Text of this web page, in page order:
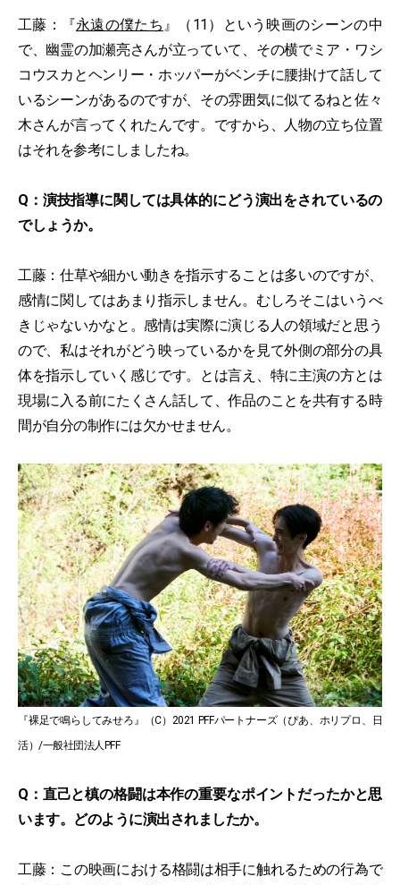
工藤：『永遠の僕たち 』（11）という映画のシーンの中
で、幽霊の加瀬亮さんが立っていて、その横でミア・ワシ
コウスカとヘンリー・ホッパーがベンチに腰掛けて話して
いるシーンがあるのですが、その雰囲気に似てるねと佐々
木さんが言ってくれたんです。ですから、人物の立ち位置
はそれを参考にしましたね。
Q：演技指導に関しては具体的にどう演出をされているの
でしょうか。
工藤：仕草や細かい動きを指示することは多いのですが、
感情に関してはあまり指示しません。むしろそこはいうべ
きじゃないかなと。感情は実際に演じる人の領域だと思う
ので、私はそれがどう映っているかを見て外側の部分の具
体を指示していく感じです。とは言え、特に主演の方とは
現場に入る前にたくさん話して、作品のことを共有する時
間が自分の制作には欠かせません。
『裸足で鳴らしてみせろ』（C）2021 PFFパートナーズ（ぴあ、ホリプロ、日
活）/一般社団法人PFF
Q：直己と槙の格闘は本作の重要なポイントだったかと思
います。どのように演出されましたか。
工藤：この映画における格闘は相手に触れるための行為で